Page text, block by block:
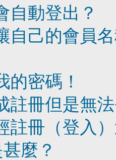
自動登出？
自己的會員
的密碼！
註冊但是無
註冊（登入
麼？